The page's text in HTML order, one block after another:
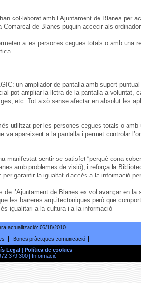
col·laborat amb l’Ajuntament de Blanes per
de Blanes puguin accedir als
a les persones cegues totals o amb una
un ampliador de pantalla amb suport
pot ampliar la lletra de la pantalla a voluntat,
etc. Tot això sense afectar en absolut les
utilitzat per les persones cegues totals o amb
apareixent a la pantalla i permet controlar
manifestat sentir-se satisfet “perquè dona
amb problemes de visió), i reforça la
garantir la igualtat d’accés a la informació
l’Ajuntament de Blanes es vol avançar en la
les barreres arquitectòniques però que
igualitari a la cultura i a la informació.
actualització: 06/18/2010
Bones pràctiques comunicació
Legal| Política de cookies
379 300 | Informació